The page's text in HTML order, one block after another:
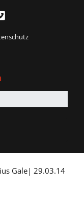
Gale| 29.03.14